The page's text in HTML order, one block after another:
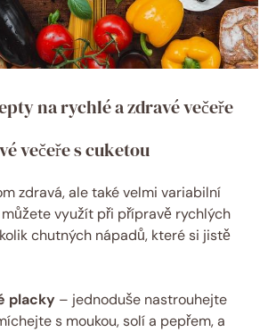
na rychlé a zdravé večeře
večeře s cuketou
zdravá, ale také velmi variabilní
využít při přípravě rychlých
chutných nápadů, které si jistě
placky – jednoduše nastrouhejte
s moukou, solí a pepřem, a